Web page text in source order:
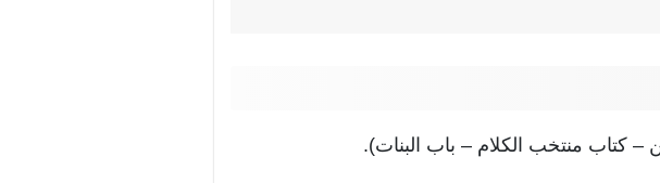
كتاب منتخب الكلام – باب البنات).